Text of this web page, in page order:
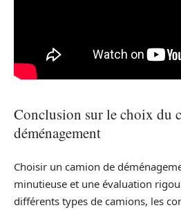
Conclusion sur le choix du
déménagement
Choisir un camion de
minutieuse et une évaluation
différents types de camions, les